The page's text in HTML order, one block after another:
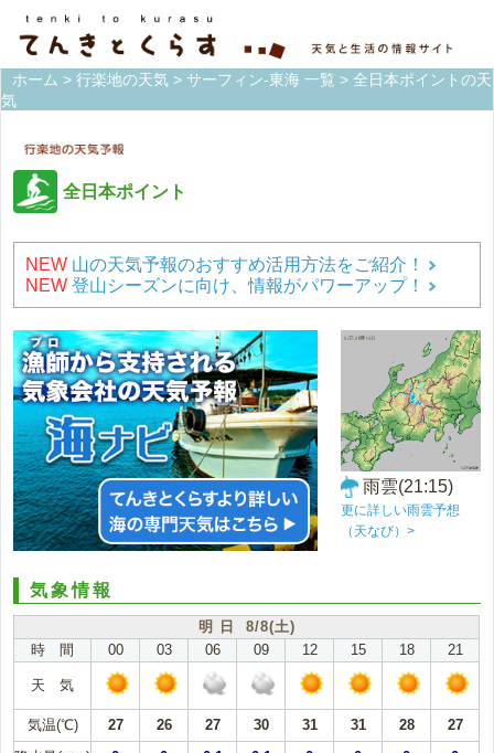
ホーム > 行楽地の天気 > サーフィン-東海 一覧 > 全日本ポイントの天
気
全日本ポイント
NEW 山の天気予報のおすすめ活用方法をご紹介！
NEW 登山シーズンに向け、情報がパワーアップ！
雨雲(21:15)
更に詳しい雨雲予想
（天なび）>
気象情報
明 日 8/8(土)
時 間
00 03 06 09 12 15 18 21
天 気
気温(℃) 27 26 27 30 31 31 28
27